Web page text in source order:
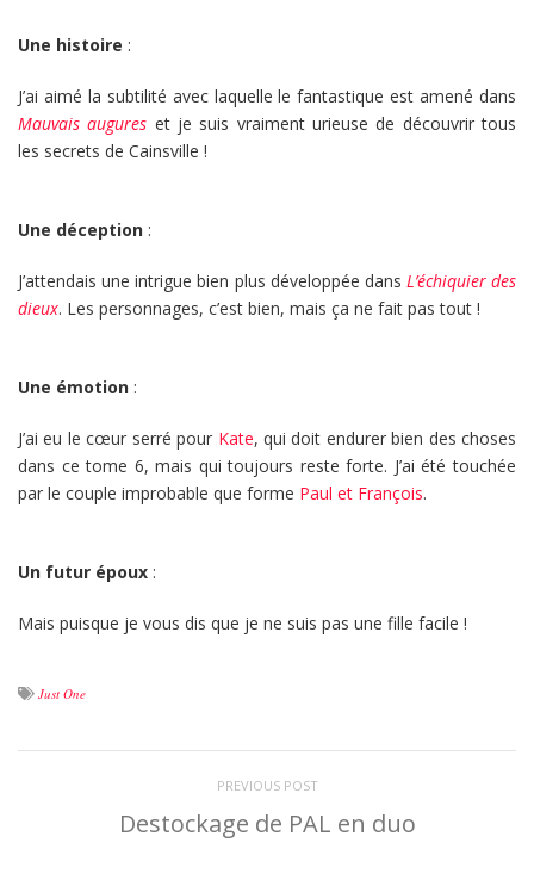
Une histoire :
J’ai aimé la subtilité avec laquelle le fantastique est amené dans
Mauvais augures et je suis vraiment urieuse de découvrir tous
les secrets de Cainsville !
Une déception :
J’attendais une intrigue bien plus développée dans L’échiquier des
dieux. Les personnages, c’est bien, mais ça ne fait pas tout !
Une émotion :
J’ai eu le cœur serré pour Kate, qui doit endurer bien des choses
dans ce tome 6, mais qui toujours reste forte. J’ai été touchée
par le couple improbable que forme Paul et François.
Un futur époux :
Mais puisque je vous dis que je ne suis pas une fille facile !
Just One
PREVIOUS POST
Destockage de PAL en duo